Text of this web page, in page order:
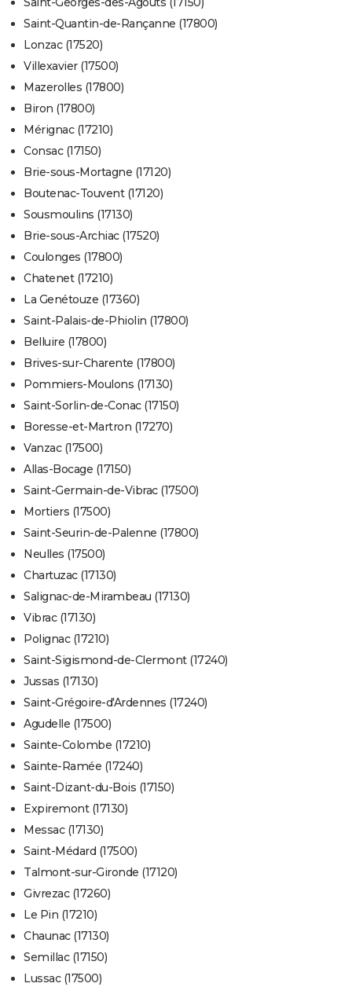
Saint-Quantin-de-Rançanne (17800)
Lonzac (17520)
Villexavier (17500)
Mazerolles (17800)
Biron (17800)
Mérignac (17210)
Consac (17150)
Brie-sous-Mortagne (17120)
Boutenac-Touvent (17120)
Sousmoulins (17130)
Brie-sous-Archiac (17520)
Coulonges (17800)
Chatenet (17210)
La Genétouze (17360)
Saint-Palais-de-Phiolin (17800)
Belluire (17800)
Brives-sur-Charente (17800)
Pommiers-Moulons (17130)
Saint-Sorlin-de-Conac (17150)
Boresse-et-Martron (17270)
Vanzac (17500)
Allas-Bocage (17150)
Saint-Germain-de-Vibrac (17500)
Mortiers (17500)
Saint-Seurin-de-Palenne (17800)
Neulles (17500)
Chartuzac (17130)
Salignac-de-Mirambeau (17130)
Vibrac (17130)
Polignac (17210)
Saint-Sigismond-de-Clermont (17240)
Jussas (17130)
Saint-Grégoire-d'Ardennes (17240)
Agudelle (17500)
Sainte-Colombe (17210)
Sainte-Ramée (17240)
Saint-Dizant-du-Bois (17150)
Expiremont (17130)
Messac (17130)
Saint-Médard (17500)
Talmont-sur-Gironde (17120)
Givrezac (17260)
Le Pin (17210)
Chaunac (17130)
Semillac (17150)
Lussac (17500)